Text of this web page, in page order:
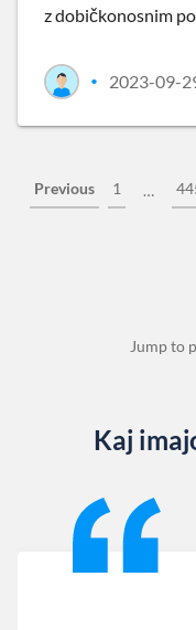
z dobičkonosnim
• 2023-09-
Previous 1 …
Jump to
Kaj